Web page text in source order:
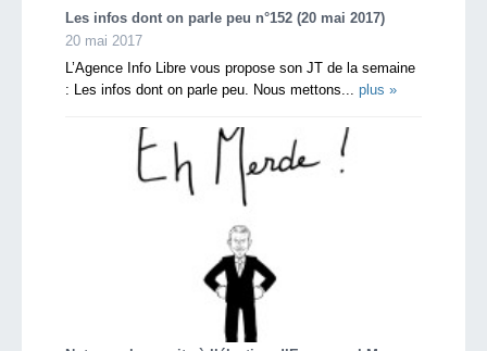
Les infos dont on parle peu n°152 (20 mai 2017)
20 mai 2017
L’Agence Info Libre vous propose son JT de la semaine
: Les infos dont on parle peu. Nous mettons... plus »